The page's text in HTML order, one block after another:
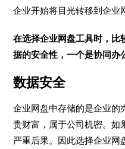
企业开始将目光转移到企业
在选择企业网盘工具时，比
据的安全性，一个是协同办
数据安全
企业网盘中存储的是企业的
贵财富，属于公司机密。如
严重后果。因此选择企业网